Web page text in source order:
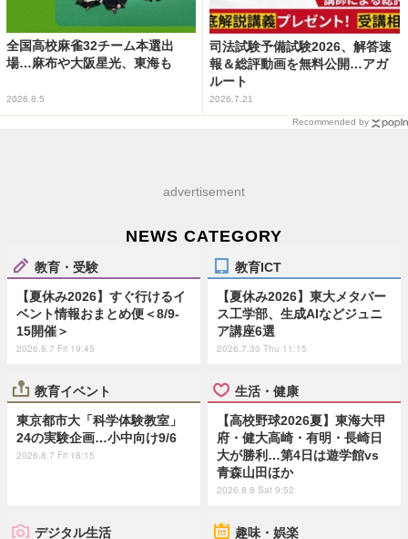
全国高校麻雀32チーム本選出
場…麻布や大阪星光、東海も
2026.8.5
司法試験予備試験2026、解答速
報＆総評動画を無料公開…アガ
ルート
2026.7.21
Recommended by
advertisement
NEWS CATEGORY
教育・受験
【夏休み2026】すぐ行けるイ
ベント情報おまとめ便＜8/9-
15開催＞
2026.8.7 Fri 19:45
教育ICT
【夏休み2026】東大メタバー
ス工学部、生成AIなどジュニ
ア講座6選
2026.7.30 Thu 11:15
教育イベント
東京都市大「科学体験教室」
24の実験企画…小中向け9/6
2026.8.7 Fri 18:15
生活・健康
【高校野球2026夏】東海大甲
府・健大高崎・有明・長崎日
大が勝利…第4日は遊学館vs
青森山田ほか
2026.8.8 Sat 9:52
デジタル生活 趣味・娯楽